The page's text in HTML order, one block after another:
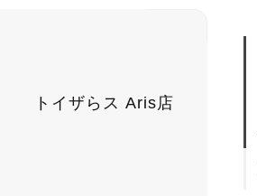
トイザらス Aris店